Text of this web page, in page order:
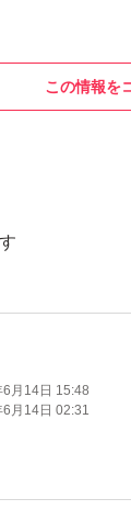
この情報を
月14日 15:48
月14日 02:31